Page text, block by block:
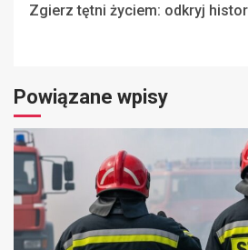
Zgierz tętni życiem: odkryj
Powiązane wpisy